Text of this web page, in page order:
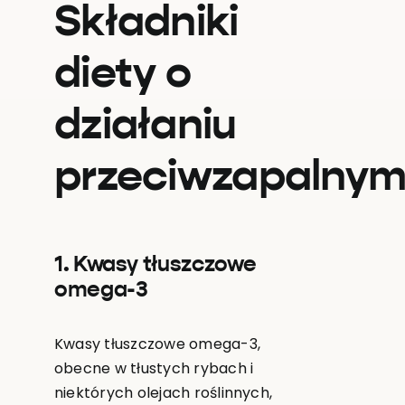
Składniki
diety o
działaniu
1. Kwasy tłuszczowe
omega-3
Kwasy tłuszczowe omega-3,
obecne w tłustych rybach i
niektórych olejach roślinnych,